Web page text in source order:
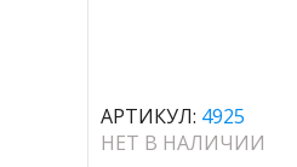
АРТИКУЛ: 4925
НЕТ В НАЛИЧИИ